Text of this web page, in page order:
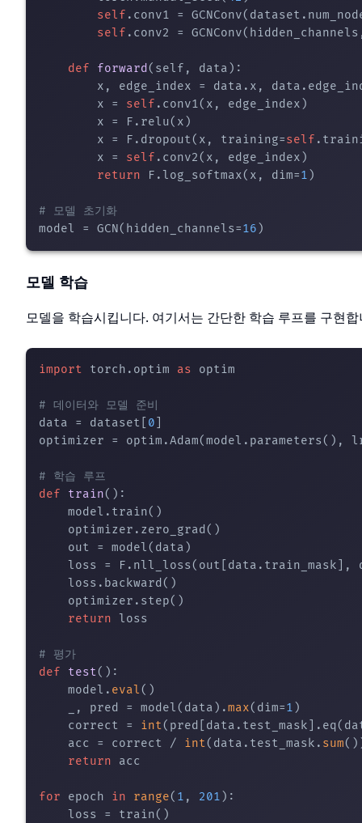
self .conv1 =
self .conv2 =
def forward ( self, data ):
x, edge_index = data.x,
        x =
self .conv1(x, edge_index)
        x = F.relu(x)
        x = F.dropout(x, training=
self
        x =
self .conv2(x, edge_index)
return F.log_softmax(x, dim=1 )
# 모델 초기화
model = GCN(hidden_channels=16
모델 학습
모델을 학습시킵니다. 여기서는 간단한 학습 루프를 구현
import torch.optim as optim
# 데이터와 모델 준비
data = dataset[ 0
optimizer = optim.Adam(model.parameters(),
# 학습 루프
def
train():
    model.train()
    optimizer.zero_grad()
    out = model(data)
loss = F.nll_loss(out[data.train_mask],
    loss.backward()
    optimizer.step()
return loss
# 평가
def
test():
    model.
eval()
    _, pred = model(data).
max(dim=1 )
    correct =
int
    acc = correct /
int(data.test_mask. sum
return acc
for epoch in range( 1 , 201 ):
    loss = train()